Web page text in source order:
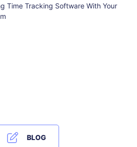
Time Tracking Software With Your
BLOG